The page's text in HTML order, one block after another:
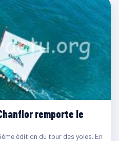
remporte le
édition du tour des yoles. En